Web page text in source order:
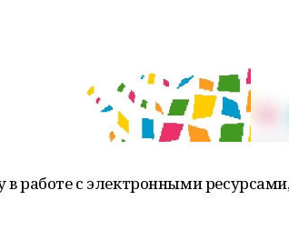
в работе с электронными